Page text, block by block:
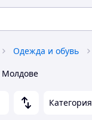
Одежда и обувь
Молдове
Категория